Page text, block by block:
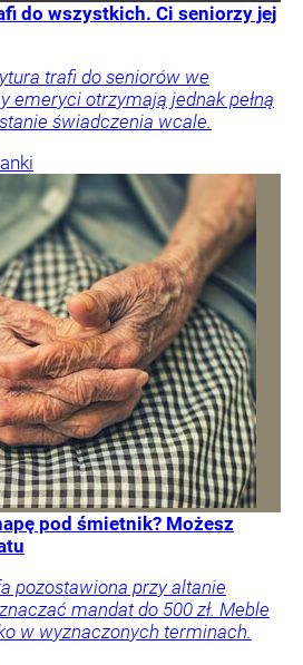
do wszystkich. Ci seniorzy jej
trafi do seniorów we
emeryci otrzymają jednak pełną
świadczenia wcale.
pod śmietnik? Możesz
pozostawiona przy altanie
mandat do 500 zł. Meble
w wyznaczonych terminach.